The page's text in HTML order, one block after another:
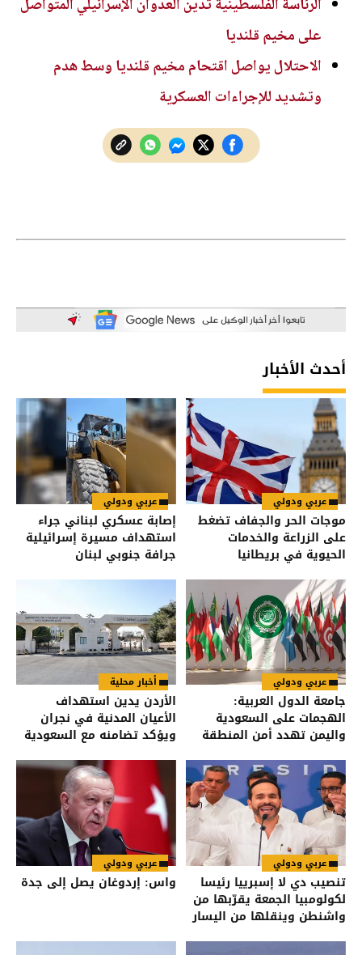
الرئاسة الفلسطينية تدين العدوان الإسرائيلي المتواصل
على مخيم قلنديا
الاحتلال يواصل اقتحام مخيم قلنديا وسط هدم
وتشديد للإجراءات العسكرية
أحدث الأخبار
عربي ودولي
موجات الحر والجفاف تضغط
على الزراعة والخدمات
الحيوية في بريطانيا
عربي ودولي
إصابة عسكري لبناني جراء
استهداف مسيرة إسرائيلية
جرافة جنوبي لبنان
عربي ودولي
جامعة الدول العربية:
الهجمات على السعودية
واليمن تهدد أمن المنطقة
أخبار محلية
الأردن يدين استهداف
الأعيان المدنية في نجران
ويؤكد تضامنه مع السعودية
عربي ودولي
تنصيب دي لا إسبرييا رئيسا
لكولومبيا الجمعة يقرّبها من
واشنطن وينقلها من اليسار
عربي ودولي
واس: إردوغان يصل إلى جدة